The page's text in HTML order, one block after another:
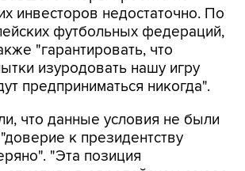
инвесторов недостаточно. По
футбольных федераций,
"гарантировать, что
изуродовать нашу игру
предприниматься никогда".
что данные условия не были
к президентству
"Эта позиция